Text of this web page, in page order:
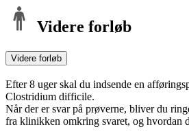
Videre forløb
Videre forløb
Efter 8 uger skal du indsende en
Clostridium difficile.
Når der er svar på prøverne, bliver du
fra klinikken omkring svaret, og hvordan